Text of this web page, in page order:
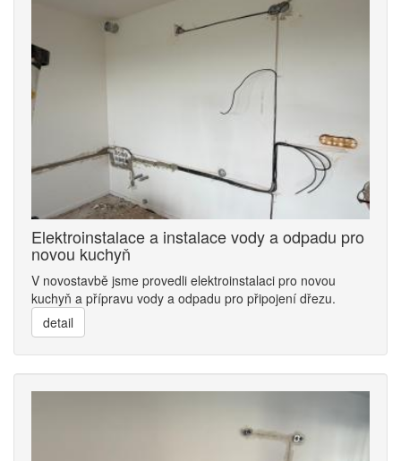
Elektroinstalace a instalace vody a odpadu pro
novou kuchyň
V novostavbě jsme provedli elektroinstalaci pro novou
kuchyň a přípravu vody a odpadu pro připojení dřezu.
detail